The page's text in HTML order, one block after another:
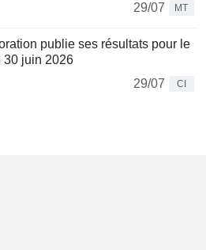
29/07
MT
publie ses résultats pour le
30 juin 2026
29/07
CI